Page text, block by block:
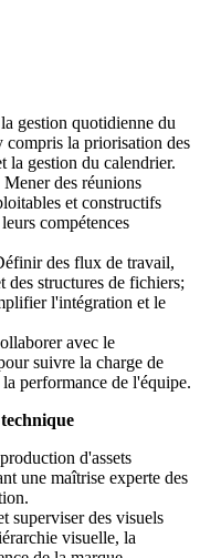
gestion quotidienne du
la priorisation des
la gestion du calendrier.
Mener des réunions
et constructifs
compétences
des flux de travail,
des structures de fichiers;
l'intégration et le
avec le
suivre la charge de
performance de l'équipe.
d'assets
une maîtrise experte des
superviser des visuels
visuelle, la